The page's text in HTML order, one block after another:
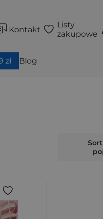
Kontakt
Listy
zakupowe
zł Blog